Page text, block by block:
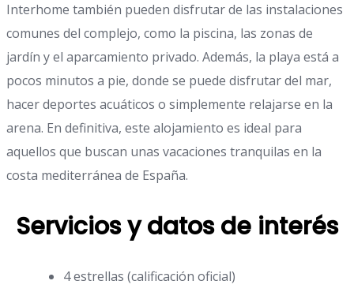
Interhome también pueden disfrutar de las instalaciones
comunes del complejo, como la piscina, las zonas de
jardín y el aparcamiento privado. Además, la playa está a
pocos minutos a pie, donde se puede disfrutar del mar,
hacer deportes acuáticos o simplemente relajarse en la
arena. En definitiva, este alojamiento es ideal para
aquellos que buscan unas vacaciones tranquilas en la
costa mediterránea de España.
Servicios y datos de interés
4 estrellas (calificación oficial)